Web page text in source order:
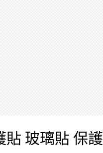
貼 玻璃貼 保護